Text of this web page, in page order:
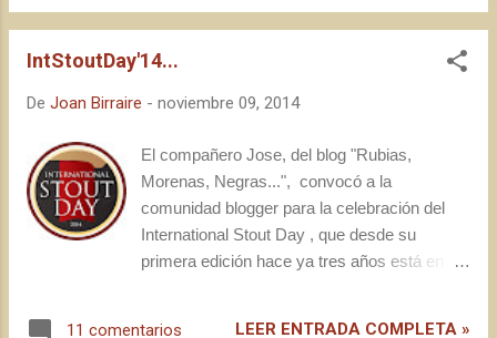
estamos hablando de "resucitar" o
"recuperar...
semana, aunque cabe decir que llevaba
algo similar a lo que sigue. Efectivamente,
cerveceros, pero también todos los demás
IntStoutDay'14...
De Joan Birraire - noviembre 09, 2014
El compañero Jose, del blog "Rubias,
Morenas, Negras...", convocó a la
comunidad blogger para la celebración del
International Stout Day , que desde su
primera edición hace ya tres años está en la
11 comentarios LEER ENTRADA COMPLETA »